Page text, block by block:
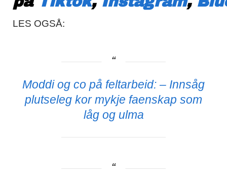
LES OGSÅ:
Moddi og co på feltarbeid: – Innsåg
plutseleg kor mykje faenskap som
låg og ulma